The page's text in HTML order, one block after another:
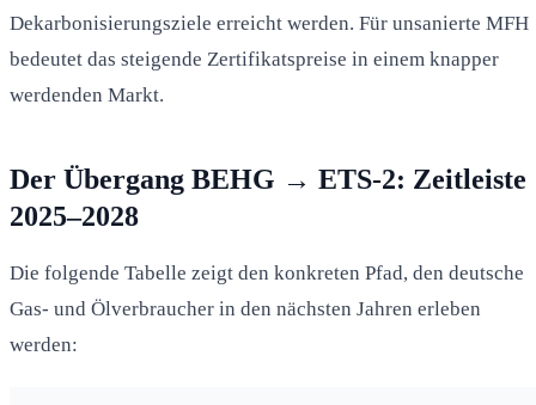
Dekarbonisierungsziele erreicht werden. Für unsanierte MFH
bedeutet das steigende Zertifikatspreise in einem knapper
werdenden Markt.
Der Übergang BEHG → ETS-2: Zeitleiste
2025–2028
Die folgende Tabelle zeigt den konkreten Pfad, den deutsche
Gas- und Ölverbraucher in den nächsten Jahren erleben
werden: